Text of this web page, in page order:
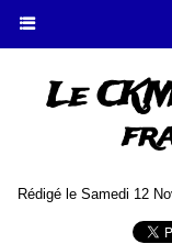
Le
Rédigé le Samedi 12